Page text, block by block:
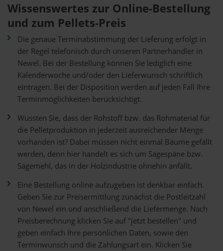
Wissenswertes zur Online-Bestellung
und zum Pellets-Preis
Die genaue Terminabstimmung der Lieferung erfolgt in
der Regel telefonisch durch unseren Partnerhändler in
Newel. Bei der Bestellung können Sie lediglich eine
Kalenderwoche und/oder den Lieferwunsch schriftlich
eintragen. Bei der Disposition werden auf jeden Fall Ihre
Terminmöglichkeiten berücksichtigt.
Wussten Sie, dass der Rohstoff bzw. das Rohmaterial für
die Pelletproduktion in jederzeit ausreichender Menge
vorhanden ist? Dabei müssen nicht einmal Bäume gefällt
werden, denn hier handelt es sich um Sägespäne bzw.
Sägemehl, das in der Holzindustrie ohnehin anfällt.
Eine Bestellung online aufzugeben ist denkbar einfach.
Geben Sie zur Preisermittlung zunächst die Postleitzahl
von Newel ein und anschließend die Liefermenge. Nach
Preisberechnung klicken Sie auf "jetzt bestellen" und
geben einfach Ihre persönlichen Daten, sowie den
Terminwunsch und die Zahlungsart ein. Klicken Sie